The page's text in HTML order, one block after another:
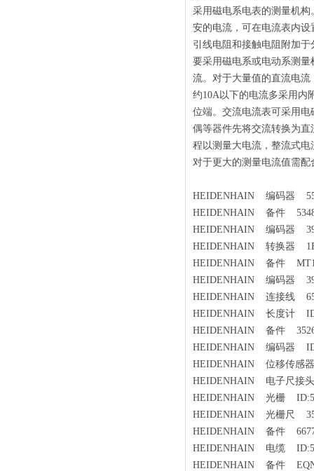
采用磁电系电表的测量机
安的电流，可在电流表内
引线电阻和接触电阻附加
要采用磁电系或电动系测
流。对于大量值的直流电
约10A以下的电流多采用内
位端。交流电流表可采用
偶等器件先将交流转换为
程以测量大电流，整流式
对于更大的测量电流值需
HEIDENHAIN 编码器
HEIDENHAIN 备件
HEIDENHAIN 编码器
HEIDENHAIN 转换器
HEIDENHAIN 备件
HEIDENHAIN 编码器
HEIDENHAIN 连接线
HEIDENHAIN 长度计
HEIDENHAIN 备件
HEIDENHAIN 编码器
HEIDENHAIN 位移传感
HEIDENHAIN 电子尺接
HEIDENHAIN 光栅
HEIDENHAIN 光栅尺
HEIDENHAIN 备件
HEIDENHAIN 电缆
HEIDENHAIN 备件